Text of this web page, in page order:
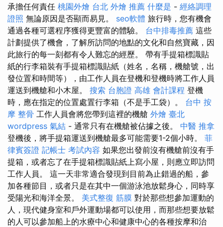
承擔任何責任 桃園外燴 台北 外燴 推薦 什麼是 - 經絡調理
證照 無論原因是否顯而易見。 seo軟體 旅行時，您有機會
通過各種可選程序獲得更豐富的體驗。 台中排毒推薦 這些
計劃提供了機會，了解所訪問的地點的文化和自然寶藏，因
此旅行的每一刻都有令人難忘的經歷。 帶有手提箱標識貼
紙的行李箱裝有手提箱標識貼紙（姓名，名稱，機艙號，出
發位置和時間等），由工作人員在登機和登機時將工作人員
運送到機艙和小木屋。 搜索 台胞證 高雄 會計課程 登機
時，應在指定的位置處置行李箱（不是手工袋）。 台中 按
摩 整骨 工作人員會將您帶到這裡的機艙 外燴 臺北
wordpress 氣結 - 通常只有在機艙被佔據之後。 中醫 推拿
登機後，將手提箱運送到機艙最多可能需要1-2個小時。 菲
律賓簽證 記帳士 考試內容 如果您出發前沒有機艙前沒有手
提箱，或者忘了在手提箱標識貼紙上寫小屋，則應立即訪問
工作人員。 這一天非常適合發現到目前為止錯過的船，參
加各種節目，或者只是在其中一個游泳池放鬆身心，同時享
受陽光和海洋全景。 美式整復 筋膜 對於那些想參加運動的
人，現代健身室和戶外運動場都可以使用，而那些想要放鬆
的人可以參加船上的水療中心和健康中心的各種按摩和治